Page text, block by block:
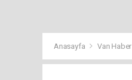
Anasayfa Van Haber